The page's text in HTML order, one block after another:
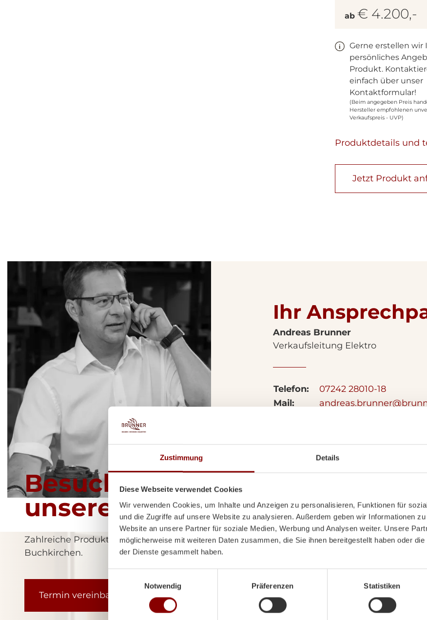
Zustimmung Details
Diese Webseite verwendet Cookies
Wir verwenden Cookies, um Inhalte und Anzeigen zu personalisieren, Funktionen für
und die Zugriffe auf unsere Website zu analysieren. Außerdem geben wir Informationen
Website an unsere Partner für soziale Medien, Werbung und Analysen weiter. Unsere
möglicherweise mit weiteren Daten zusammen, die Sie ihnen bereitgestellt haben oder
der Dienste gesammelt haben.
Notwendig
Präferenzen Statistiken
ab € 4.200,-
Gerne erstellen wir
persönliches
Produkt.
einfach über unser
Kontaktformular!
(Beim angegeben Preis
Hersteller empfohlenen
Verkaufspreis - UVP)
Produktdetails und
Jetzt Produkt
Ihr
Andreas Brunner
Verkaufsleitung Elektro
Telefon:
07242 28010-18
Mail:
Besuchen Sie uns in
unserem Schauraum.
Zahlreiche Produkte finden Sie ausgestellt in unserem Schauraum in
Buchkirchen.
Termin vereinbaren